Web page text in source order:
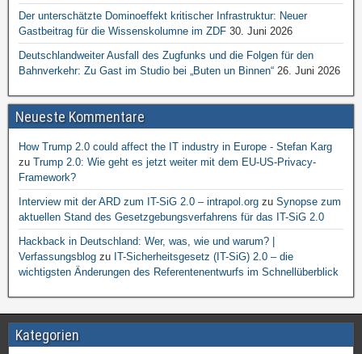
Der unterschätzte Dominoeffekt kritischer Infrastruktur: Neuer
Gastbeitrag für die Wissenskolumne im ZDF 30. Juni 2026
Deutschlandweiter Ausfall des Zugfunks und die Folgen für den
Bahnverkehr: Zu Gast im Studio bei „Buten un Binnen“ 26. Juni 2026
Neueste Kommentare
How Trump 2.0 could affect the IT industry in Europe - Stefan Karg
zu Trump 2.0: Wie geht es jetzt weiter mit dem EU-US-Privacy-
Framework?
Interview mit der ARD zum IT-SiG 2.0 – intrapol.org zu Synopse zum
aktuellen Stand des Gesetzgebungsverfahrens für das IT-SiG 2.0
Hackback in Deutschland: Wer, was, wie und warum? |
Verfassungsblog zu IT-Sicherheitsgesetz (IT-SiG) 2.0 – die
wichtigsten Änderungen des Referentenentwurfs im Schnellüberblick
Kategorien